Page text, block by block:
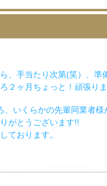
、手当たり次第(笑）、準
２ヶ月ちょっと！頑張りま
いくらかの先輩同業者様
がとうございます!!
ております。